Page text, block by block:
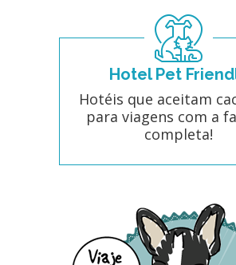
Hotel Pet
Hotéis que aceitam
para viagens com a
completa!